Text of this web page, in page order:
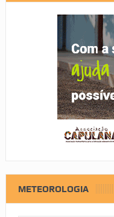
METEOROLOGIA